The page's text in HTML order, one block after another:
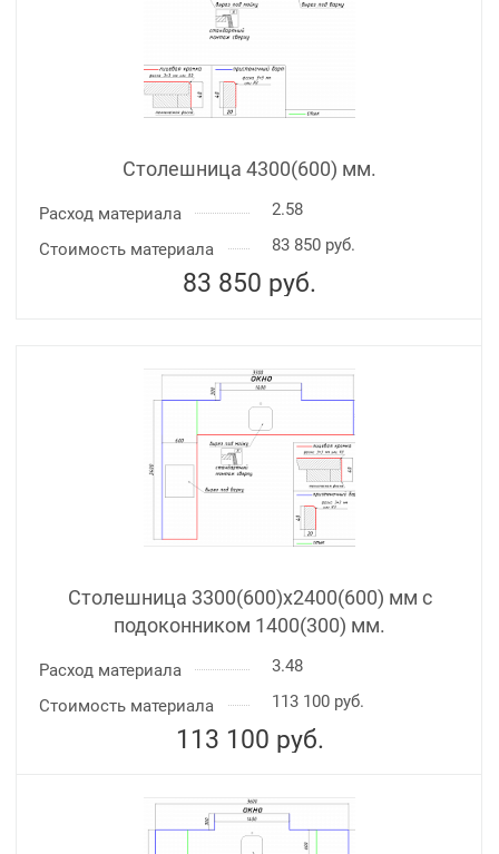
Столешница 4300(600) мм.
Расход материала
2.58
Стоимость материала
83 850 руб.
83 850 руб.
Столешница 3300(600)х2400(600) мм с
подоконником 1400(300) мм.
Расход материала
3.48
Стоимость материала
113 100 руб.
113 100 руб.